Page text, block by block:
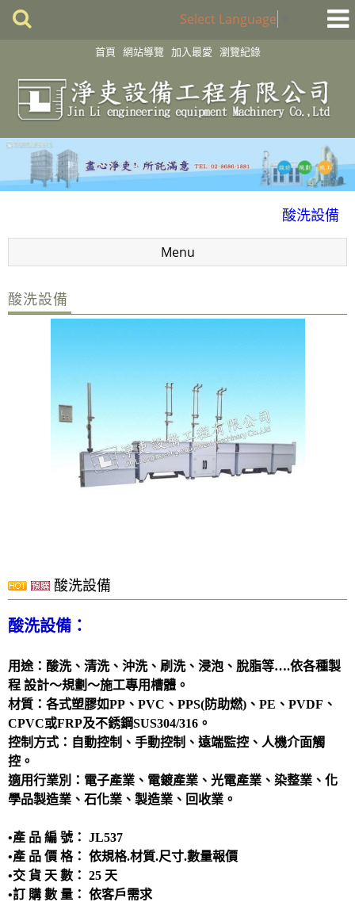
Select Language
首頁 網站導覽 加入最愛 瀏覽紀錄
化學製程設備
酸洗設備
消毒殺菌淨化設備
配件
廢氣處理
耐酸鹼、防腐蝕設備、槽體、製品結構工程
消毒殺菌淨化設備
廢氣處理
抽風排氣設備工程
管路配置工程
攪拌槽
耐酸鹼、防腐蝕設備、槽體、製品結構工程
Menu
酸洗設備
酸洗設備
酸洗設備：
用途：酸洗、清洗、沖洗、刷洗、浸泡、脫脂等….依各種製
程 設計～規劃～施工專用槽體。
材質：各式塑膠如PP、PVC、PPS(防助燃)、PE、PVDF、
CPVC或FRP及不銹鋼SUS304/316。
控制方式：自動控制、手動控制、遠端監控、人機介面觸
控。
適用行業別：電子產業、電鍍產業、光電產業、染整業、化
學品製造業、石化業、製造業、回收業。
•產 品 編 號： JL537
•產 品 價 格： 依規格.材質.尺寸.數量報價
•交 貨 天 數： 25 天
•訂 購 數 量： 依客戶需求